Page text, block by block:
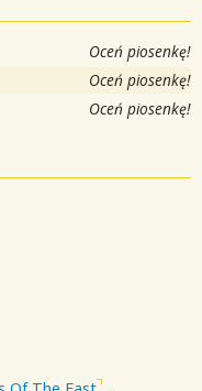
Oceń piosenkę!
Oceń piosenkę!
Oceń piosenkę!